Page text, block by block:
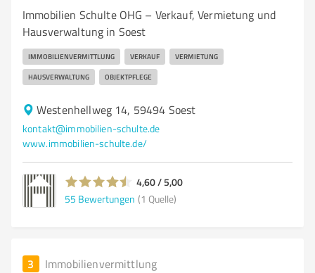
Immobilien Schulte OHG – Verkauf, Vermietung und
Hausverwaltung in Soest
IMMOBILIENVERMITTLUNG VERKAUF VERMIETUNG
HAUSVERWALTUNG OBJEKTPFLEGE
Westenhellweg 14, 59494 Soest
kontakt@immobilien-schulte.de
www.immobilien-schulte.de/
4,60 / 5,00
55 Bewertungen (1 Quelle)
3 Immobilienvermittlung